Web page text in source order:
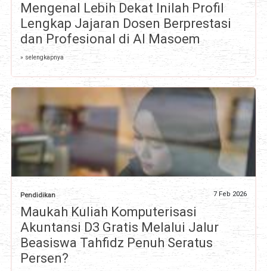
Mengenal Lebih Dekat Inilah Profil
Lengkap Jajaran Dosen Berprestasi
dan Profesional di Al Masoem
» selengkapnya
Pendidikan 7 Feb 2026
Maukah Kuliah Komputerisasi
Akuntansi D3 Gratis Melalui Jalur
Beasiswa Tahfidz Penuh Seratus
Persen?